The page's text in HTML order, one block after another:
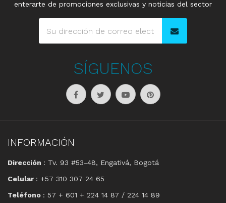
enterarte de promociones exclusivas y noticias del sector
SÍGUENOS
INFORMACIÓN
Dirección : Tv. 93 #53-48, Engativá, Bogotá
Celular : +57 310 307 24 65
Teléfono : 57 + 601 + 224 14 87 / 224 14 89